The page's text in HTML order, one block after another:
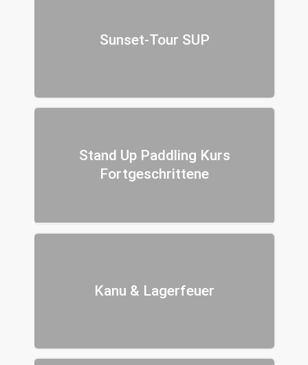
Sunset-Tour SUP
Stand Up Paddling Kurs
Fortgeschrittene
Kanu & Lagerfeuer